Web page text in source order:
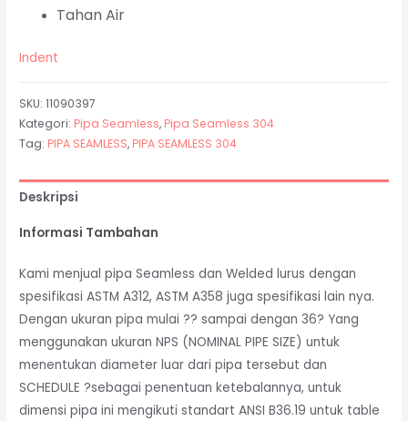
Tahan Air
Indent
SKU:11090397
Kategori: Pipa Seamless, Pipa Seamless 304
Tag: PIPA SEAMLESS, PIPA SEAMLESS 304
Deskripsi
Informasi Tambahan
Kami menjual pipa Seamless dan Welded lurus dengan
spesifikasi ASTM A312, ASTM A358 juga spesifikasi lain nya.
Dengan ukuran pipa mulai ?? sampai dengan 36? Yang
menggunakan ukuran NPS (NOMINAL PIPE SIZE) untuk
menentukan diameter luar dari pipa tersebut dan
SCHEDULE ?sebagai penentuan ketebalannya, untuk
dimensi pipa ini mengikuti standart ANSI B36.19 untuk table